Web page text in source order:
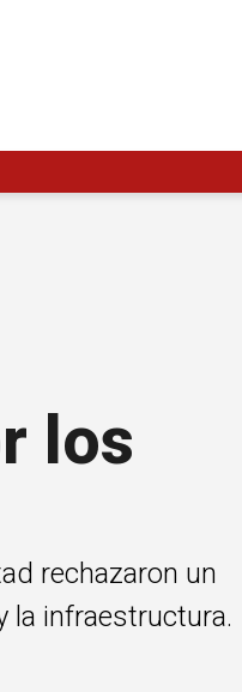
los
rechazaron un
la infraestructura.